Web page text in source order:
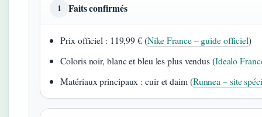
1 Faits confirmés
Prix officiel : 119,99 € (Nike France – guide officiel)
Coloris noir, blanc et bleu les plus vendus (Idealo
Matériaux principaux : cuir et daim (Runnea – site